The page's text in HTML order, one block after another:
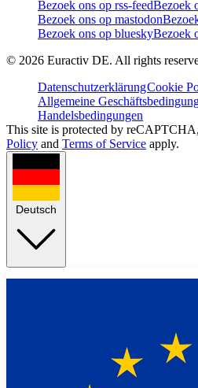
Bezoek ons op rss-feedBezoek
Bezoek ons op mastodon
Bezoek ons op blueskyBezoek
© 2026 Euractiv DE. All rights
DatenschutzerklärungCookie
Allgemeine
Handelsbedingungen
This site is protected by
Policy and Terms of Service apply.
Deutsch